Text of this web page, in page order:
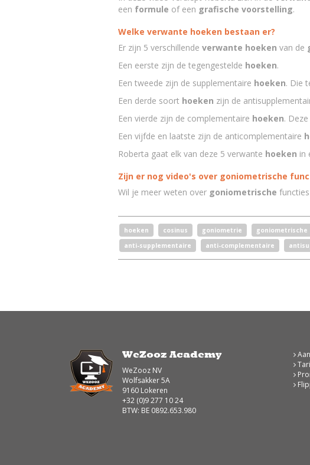
een formule of een grafische voorstelling.
Welke verwante hoeken bestaan er?
Er zijn 5 verschillende verwante hoeken van de
Een eerste zijn de tegengestelde hoeken.
Een tweede zijn de supplementaire hoeken. Die
Een derde soort hoeken zijn de
Een vierde zijn de complementaire hoeken.
Een vijfde en laatste zijn de anticomplementaire
Roberta gaat elk van deze 5 verwante hoeken in
Zijn er nog video's over goniometrische
Wil je meer weten over goniometrische
hoeken cosinus goniometrie goniometrische
anti-supplementaire
anti-complementaire
WeZooz Academy
WeZooz NV
Wolfsakker 5A
9160 Lokeren
+32 (0)9 277 10 24
BTW: BE 0892.653.980